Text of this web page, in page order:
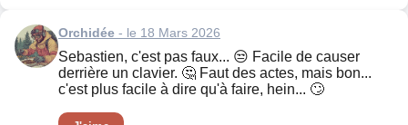
Orchidée - le 18 Mars 2026
Sebastien, c'est pas faux... 😒 Facile de causer
derrière un clavier. 🤔 Faut des actes, mais bon...
c'est plus facile à dire qu'à faire, hein... 🙄